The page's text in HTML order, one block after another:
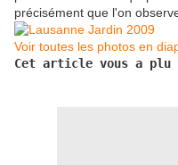
précisément que l'on
Voir toutes les photos en
Cet article vous a plu